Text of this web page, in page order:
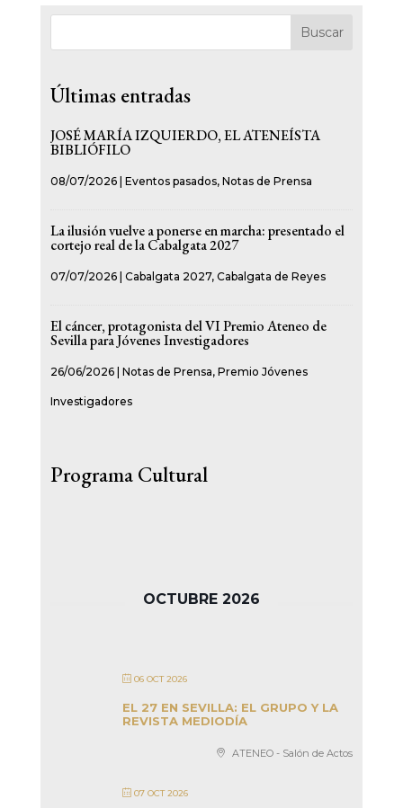
Buscar
Últimas entradas
JOSÉ MARÍA IZQUIERDO, EL ATENEÍSTA
BIBLIÓFILO
08/07/2026| Eventos pasados, Notas de Prensa
La ilusión vuelve a ponerse en marcha: presentado el
cortejo real de la Cabalgata 2027
07/07/2026| Cabalgata 2027, Cabalgata de Reyes
El cáncer, protagonista del VI Premio Ateneo de
Sevilla para Jóvenes Investigadores
26/06/2026| Notas de Prensa, Premio Jóvenes
Investigadores
Programa Cultural
OCTUBRE 2026
06 OCT 2026
EL 27 EN SEVILLA: EL GRUPO Y LA
REVISTA MEDIODÍA
ATENEO - Salón de Actos
07 OCT 2026